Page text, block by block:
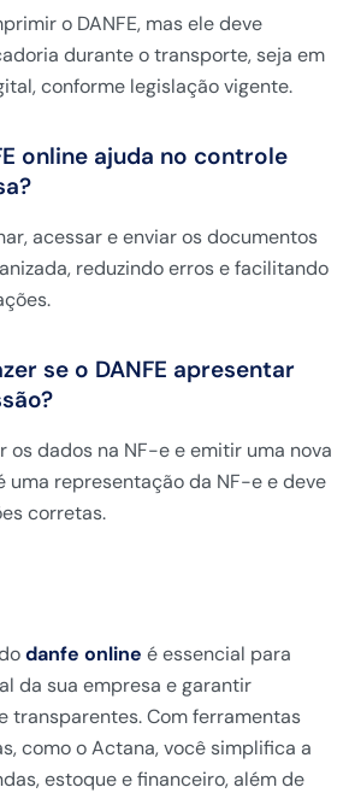
o DANFE, mas ele deve
durante o transporte, seja em
conforme legislação vigente.
online ajuda no controle
acessar e enviar os documentos
reduzindo erros e facilitando
se o DANFE apresentar
os dados na NF-e e emitir uma nova
uma representação da NF-e e deve
corretas.
danfe online é essencial para
da sua empresa e garantir
transparentes. Com ferramentas
como o Actana, você simplifica a
estoque e financeiro, além de